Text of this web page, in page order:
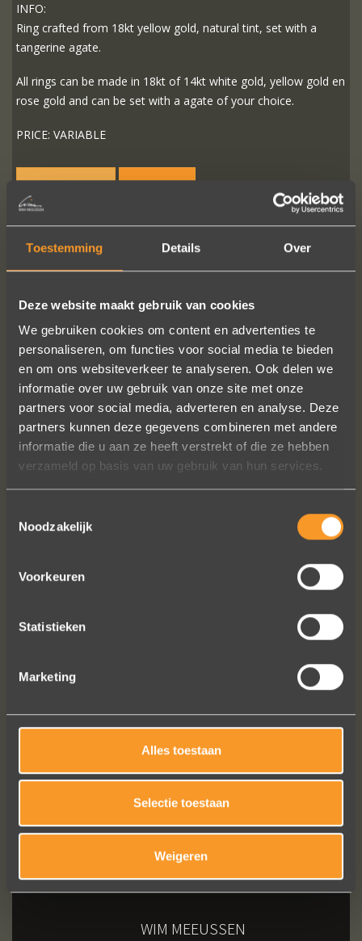
Toestemming Details Over
Deze website maakt gebruik van cookies
We gebruiken cookies om content en advertenties te
personaliseren, om functies voor social media te bieden
en om ons websiteverkeer te analyseren. Ook delen we
informatie over uw gebruik van onze site met onze
partners voor social media, adverteren en analyse. Deze
partners kunnen deze gegevens combineren met andere
informatie die u aan ze heeft verstrekt of die ze hebben
verzameld op basis van uw gebruik van hun services.
Noodzakelijk
Voorkeuren
Statistieken
Marketing
Alles toestaan
Selectie toestaan
Weigeren
INFO:
Ring crafted from 18kt yellow gold, natural tint, set with a
tangerine agate.
All rings can be made in 18kt of 14kt white gold, yellow gold en
rose gold and can be set with a agate of your choice.
PRICE: VARIABLE
READ MORE ORDER?
Heel blij met onze trouwringen! Ruime
keuze en correcte prijzen! We werden
steeds heel vriendelijk geholpen.
Naomi Ilsbroux
WIM MEEUSSEN